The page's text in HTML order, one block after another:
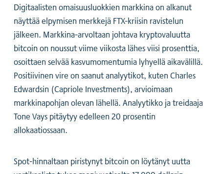
Digitaalisten omaisuusluokkien markkina on alkanut
näyttää elpymisen merkkejä FTX-kriisin ravistelun
jälkeen. Markkina-arvoltaan johtava kryptovaluutta
bitcoin on noussut viime viikosta lähes viisi prosenttia,
osoittaen selvää kasvumomentumia lyhyellä aikavälillä.
Positiivinen vire on saanut analyytikot, kuten Charles
Edwardsin (Capriole Investments), arvioimaan
markkinapohjan olevan lähellä. Analyytikko ja treidaaja
Tone Vays pitäytyy edelleen 20 prosentin
allokaatiossaan.
Spot-hinnaltaan piristynyt bitcoin on löytänyt uutta